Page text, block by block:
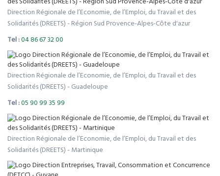
Direction Régionale de l’Economie, de l’Emploi, du Travail et des
Solidarités (DREETS) - Région Sud Provence-Alpes-Côte d'azur
Tel :04 86 67 32 00
Direction Régionale de l’Economie, de l’Emploi, du Travail et des
Solidarités (DREETS) - Guadeloupe
Tel :05 90 99 35 99
Direction Régionale de l’Economie, de l’Emploi, du Travail et des
Solidarités (DREETS) - Martinique